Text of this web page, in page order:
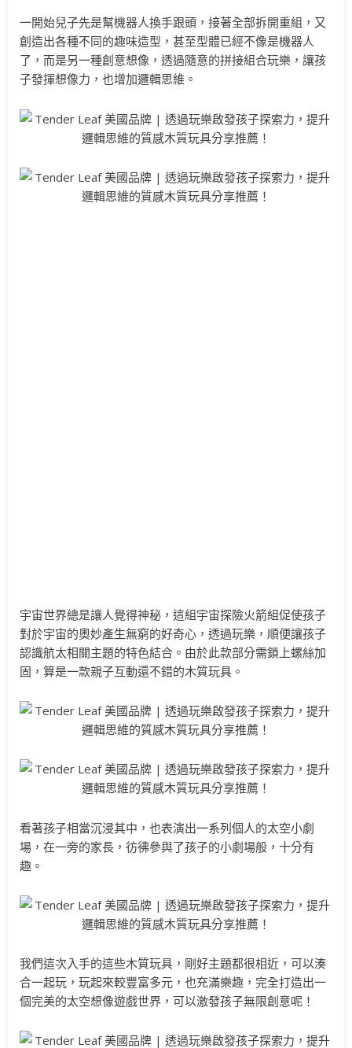
一開始兒子先是幫機器人換手跟頭，接著全部拆開重組，又
創造出各種不同的趣味造型，甚至型體已經不像是機器人
了，而是另一種創意想像，透過隨意的拼接組合玩樂，讓孩
子發揮想像力，也增加邏輯思維。
宇宙世界總是讓人覺得神秘，這組宇宙探險火箭組促使孩子
對於宇宙的奧妙產生無窮的好奇心，透過玩樂，順便讓孩子
認識航太相關主題的特色結合。由於此款部分需鎖上螺絲加
固，算是一款親子互動還不錯的木質玩具。
看著孩子相當沉浸其中，也表演出一系列個人的太空小劇
場，在一旁的家長，彷彿參與了孩子的小劇場般，十分有
趣。
我們這次入手的這些木質玩具，剛好主題都很相近，可以湊
合一起玩，玩起來較豐富多元，也充滿樂趣，完全打造出一
個完美的太空想像遊戲世界，可以激發孩子無限創意呢！